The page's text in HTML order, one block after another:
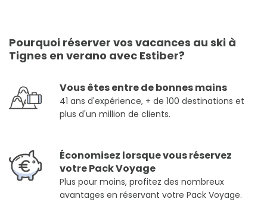
Pourquoi réserver vos vacances au ski à
Tignes en verano avec Estiber?
Vous êtes entre de bonnes mains
41 ans d'expérience, + de 100 destinations et
plus d'un million de clients.
Économisez lorsque vous réservez
votre Pack Voyage
Plus pour moins, profitez des nombreux
avantages en réservant votre Pack Voyage.